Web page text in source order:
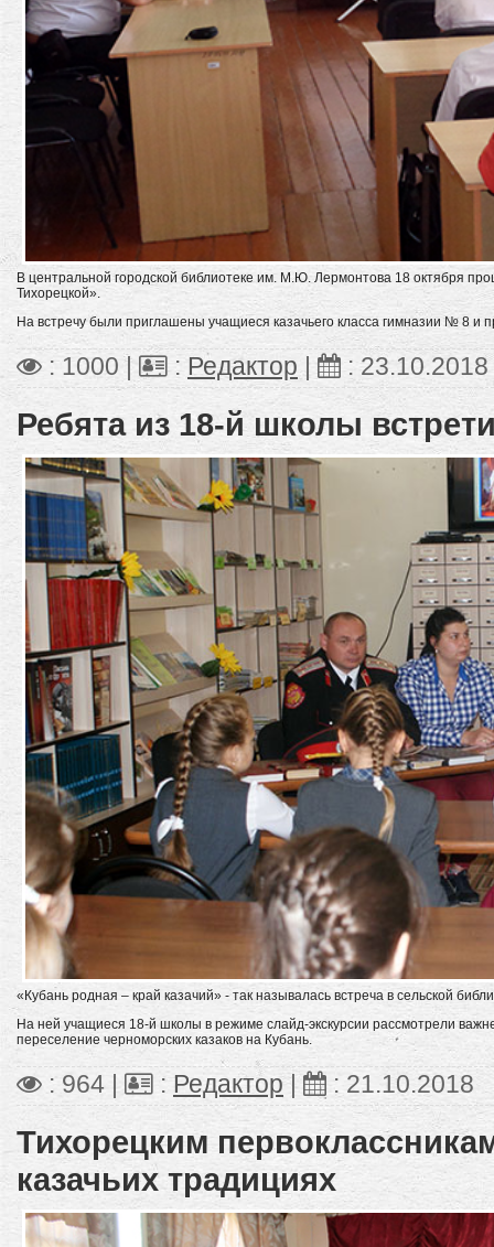
В центральной городской библиотеке им. М.Ю. Лермонтова 18 октября
Тихорецкой».
На встречу были приглашены учащиеся казачьего класса гимназии № 8 и
: 1000 | : Редактор : 23.10.2018
Ребята из 18-й школы
«Кубань родная – край казачий» - так называлась встреча в сельской
На ней учащиеся 18-й школы в режиме слайд-экскурсии рассмотрели
переселение черноморских казаков на Кубань.
: 964 | : Редактор | : 21.10.2018
Тихорецким
казачьих традициях